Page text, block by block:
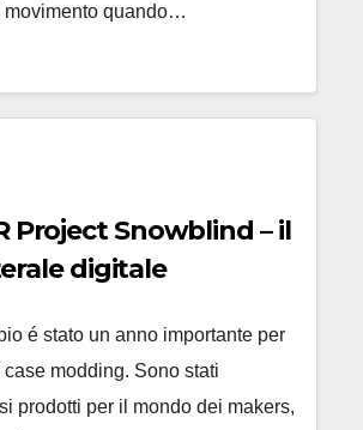
movimento quando…
Project Snowblind – il
digitale
é stato un anno importante per
modding. Sono stati
prodotti per il mondo dei makers,